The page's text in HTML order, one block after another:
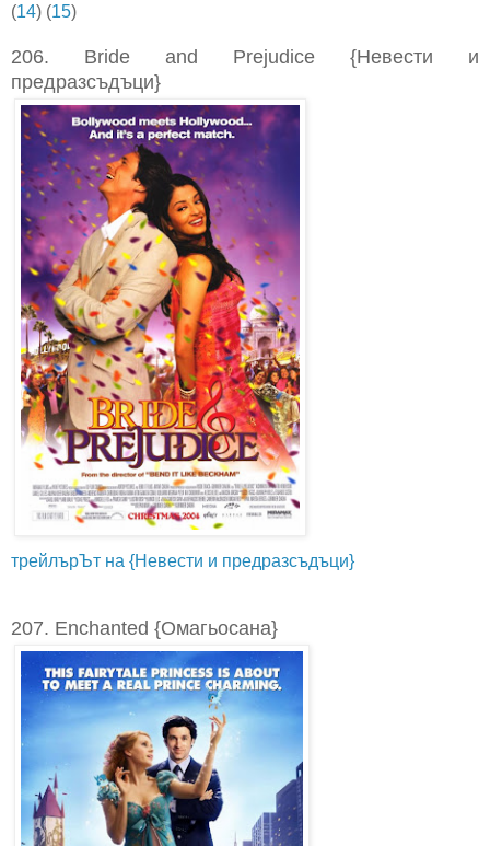
(14) (15)
206. Bride and Prejudice {Невести и
предразсъдъци}
трейлърЪт на {Невести и предразсъдъци}
207. Enchanted {Омагьосана}